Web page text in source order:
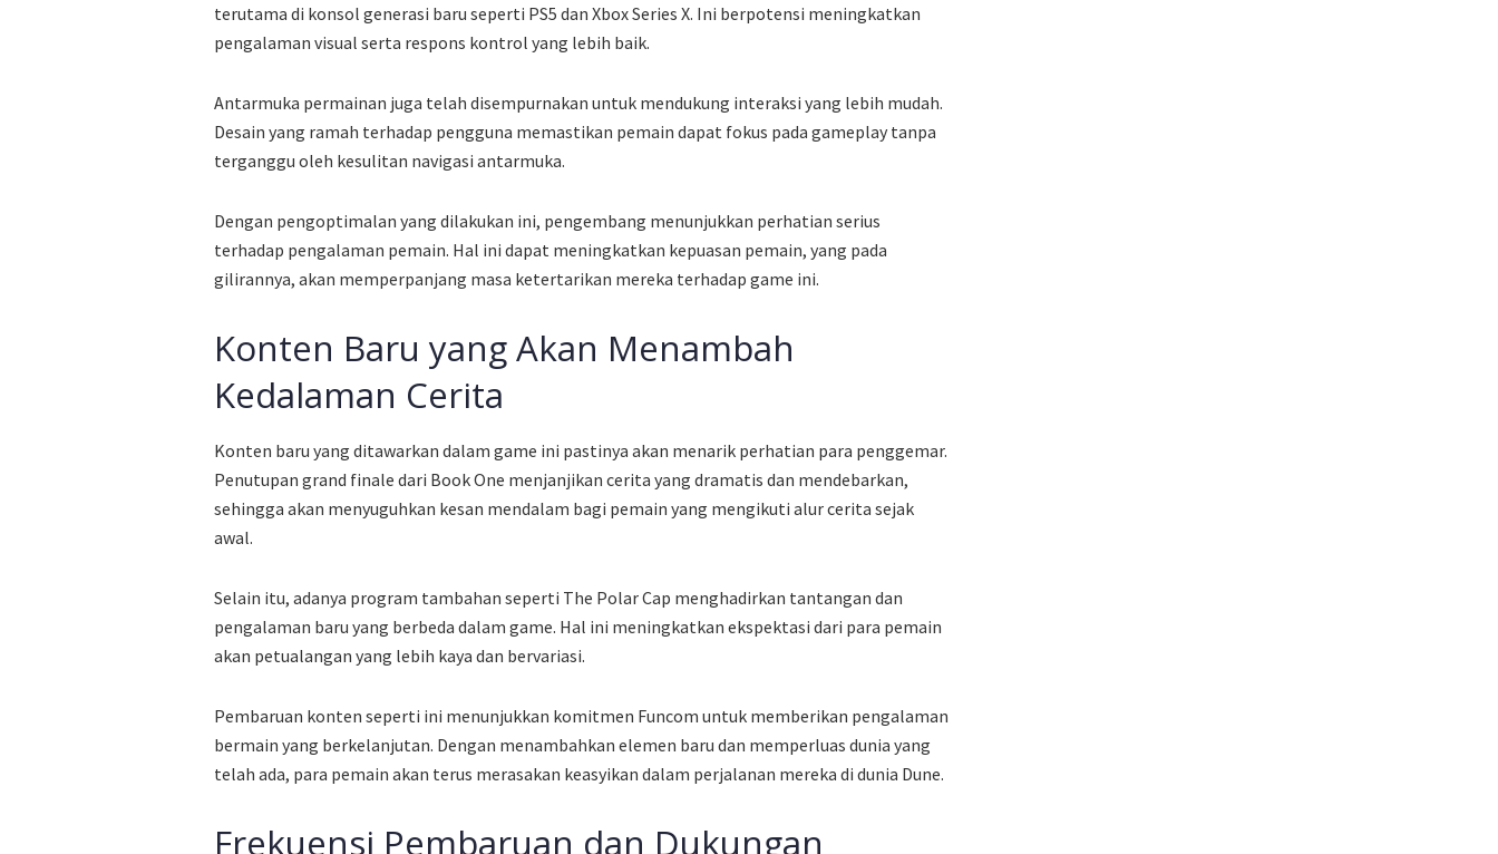
terutama di konsol generasi baru seperti PS5 dan Xbox Series X. Ini berpotensi meningkatkan
pengalaman visual serta respons kontrol yang lebih baik.
Antarmuka permainan juga telah disempurnakan untuk mendukung interaksi yang lebih mudah.
Desain yang ramah terhadap pengguna memastikan pemain dapat fokus pada gameplay tanpa
terganggu oleh kesulitan navigasi antarmuka.
Dengan pengoptimalan yang dilakukan ini, pengembang menunjukkan perhatian serius
terhadap pengalaman pemain. Hal ini dapat meningkatkan kepuasan pemain, yang pada
gilirannya, akan memperpanjang masa ketertarikan mereka terhadap game ini.
Konten Baru yang Akan Menambah
Kedalaman Cerita
Konten baru yang ditawarkan dalam game ini pastinya akan menarik perhatian para penggemar.
Penutupan grand finale dari Book One menjanjikan cerita yang dramatis dan mendebarkan,
sehingga akan menyuguhkan kesan mendalam bagi pemain yang mengikuti alur cerita sejak
awal.
Selain itu, adanya program tambahan seperti The Polar Cap menghadirkan tantangan dan
pengalaman baru yang berbeda dalam game. Hal ini meningkatkan ekspektasi dari para pemain
akan petualangan yang lebih kaya dan bervariasi.
Pembaruan konten seperti ini menunjukkan komitmen Funcom untuk memberikan pengalaman
bermain yang berkelanjutan. Dengan menambahkan elemen baru dan memperluas dunia yang
telah ada, para pemain akan terus merasakan keasyikan dalam perjalanan mereka di dunia Dune.
Frekuensi Pembaruan dan Dukungan